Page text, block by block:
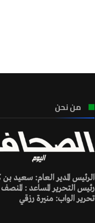
من نحن
الرئيس المدير العام: سعيد
رئيس التحرير المساعد :
تحرير الواب: منيرة رزقي